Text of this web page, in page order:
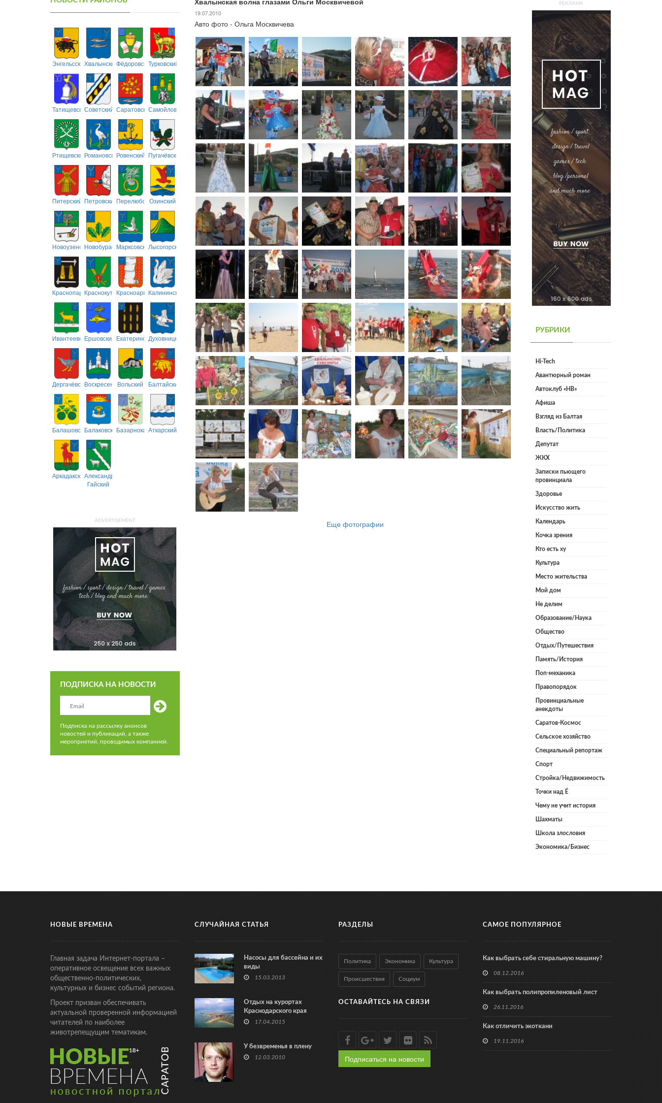
ЭнгельсскийХвалынскийФёдоровскийТурковский
ТатищевскийСоветский СаратовскийСамойловский
РтищевскийРомановскийРовенский Пугачёвский
Питерский ПетровскийПерелюбскийОзинский
НовоузенскийНовобурасскийМарксовскийЛысогорский
Краснопартизанский
КраснокутскийКрасноармейский
Калининский
ИвантеевскийЕршовский ЕкатериновскийДуховницкий
ДергачёвскийВоскресенскийВольский Балтайский
БалашовскийБалаковскийБазарнокарабулакский
Аткарский
АркадакскийАлександрово-
Гайский
ADVERTISEMENT
ПОДПИСКА НА НОВОСТИ
Подписка на рассылку анонсов
новостей и публикаций, а также
мероприятий, проводимых компанией.
19.07.2010
Авто фото - Ольга Москвичева
Еще фотографии
РЕКЛАМА
РУБРИКИ
Hi-Tech
Авантюрный роман
Автоклуб «НВ»
Афиша
Взгляд из Балтая
Власть/Политика
Депутат
ЖКХ
Записки пьющего
провинциала
Здоровье
Искусство жить
Календарь
Кочка зрения
Кто есть ху
Культура
Место жительства
Мой дом
Не делим
Образование/Наука
Общество
Отдых/Путешествия
Память/История
Поп-механика
Правопорядок
Провинциальные
анекдоты
Саратов-Космос
Сельское хозяйство
Специальный репортаж
Спорт
Стройка/Недвижимость
Точки над Ё
Чему не учит история
Шахматы
Школа злословия
Экономика/Бизнес
НОВЫЕ ВРЕМЕНА
Главная задача Интернет-портала –
оперативное освещение всех важных
общественно-политических,
культурных и бизнес событий региона.
Проект призван обеспечивать
актуальной проверенной информацией
читателей по наиболее
животрепещущим тематикам.
СЛУЧАЙНАЯ СТАТЬЯ
Насосы для бассейна и их
виды
15.03.2013
Отдых на курортах
Краснодарского края
17.04.2015
У безвременья в плену
12.03.2010
РАЗДЕЛЫ
Политика Экономика Культура
Происшествия Социум
ОСТАВАЙТЕСЬ НА СВЯЗИ
Подписаться на новости
САМОЕ ПОПУЛЯРНОЕ
Как выбрать себе стиральную машину?
08.12.2016
Как выбрать полипропиленовый лист
26.11.2016
Как отличить экоткани
19.11.2016